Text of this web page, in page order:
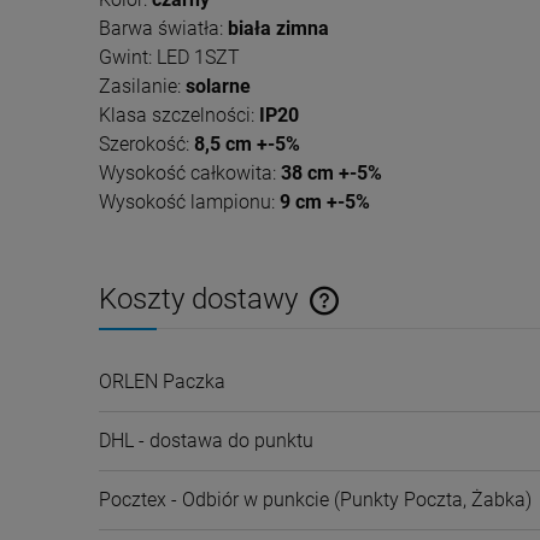
Barwa światła: biała zimna
Gwint: LED 1SZT
Zasilanie: solarne
Klasa szczelności: IP20
Szerokość: 8,5 cm +-5%
Wysokość całkowita: 38 cm +-5%
Wysokość lampionu: 9 cm +-5%
Koszty dostawy
ORLEN Paczka
DHL - dostawa do punktu
Pocztex - Odbiór w punkcie (Punkty Poczta, Żabka)